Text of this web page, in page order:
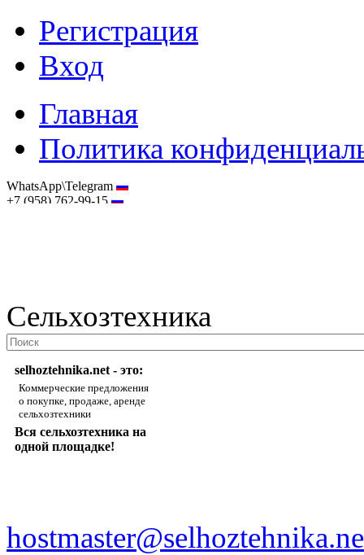
Регистрация
Вход
Главная
Политика
WhatsApp\Telegram
+7 (958) 762-99-15
Сельхозтехника
selhoztehnika.net - это:
Коммерческие предложения
о покупке, продаже, аренде
сельхозтехники
Вся сельхозтехника на
одной площадке!